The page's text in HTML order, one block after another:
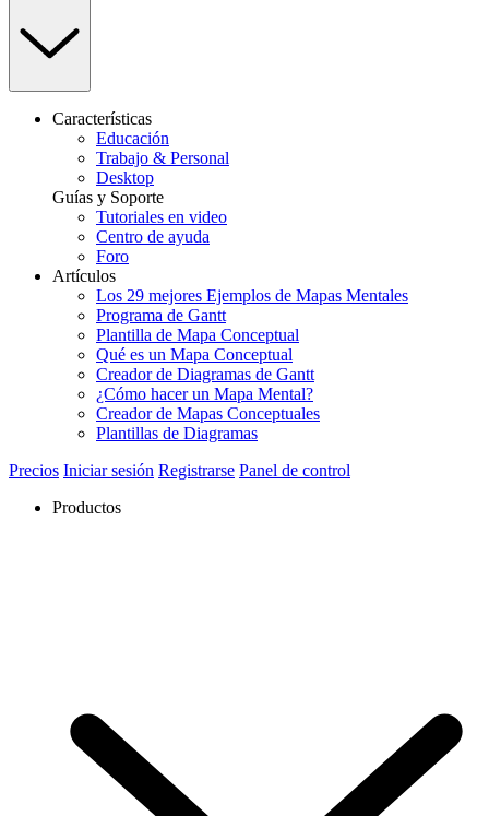
Características
Educación
Trabajo & Personal
Desktop
Guías y Soporte
Tutoriales en video
Centro de ayuda
Foro
Artículos
Los 29 mejores Ejemplos de Mapas Mentales
Programa de Gantt
Plantilla de Mapa Conceptual
Qué es un Mapa Conceptual
Creador de Diagramas de Gantt
¿Cómo hacer un Mapa Mental?
Creador de Mapas Conceptuales
Plantillas de Diagramas
Precios Iniciar sesión Registrarse Panel de control
Productos